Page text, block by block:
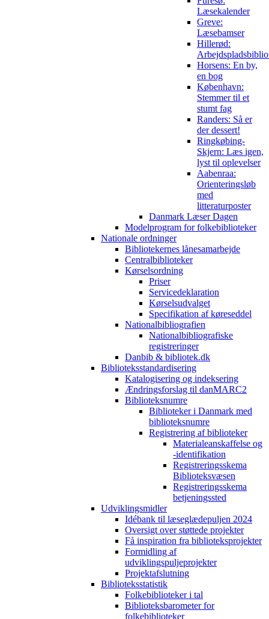
Læsekalender
Greve:
Læsebamser
Hillerød:
Horsens: En by,
en bog
København:
Stemmer til et
stumt fag
Randers: Så er
der dessert!
Ringkøbing-
Skjern: Læs igen,
lyst til oplevelser
Aabenraa:
Orienteringsløb
med
litteraturposter
Danmark Læser Dagen
Modelprogram for folkebiblioteker
Nationale ordninger
Bibliotekernes lånesamarbejde
Centralbiblioteker
Kørselsordning
Priser
Servicedeklaration
Kørselsudvalget
Specifikation af køreseddel
Nationalbibliografien
Nationalbibliografiske
registreringer
Danbib & bibliotek.dk
Biblioteksstandardisering
Katalogisering og indeksering
Ændringsforslag til danMARC2
Biblioteksnumre
Biblioteker i Danmark med
biblioteksnumre
Registrering af biblioteker
Materialeanskaffelse og
-identifikation
Registreringsskema
Biblioteksvæsen
Registreringsskema
betjeningssted
Udviklingsmidler
Idébank til læseglædepuljen 2024
Oversigt over støttede projekter
Få inspiration fra biblioteksprojekter
Formidling af
udviklingspuljeprojekter
Projektafslutning
Biblioteksstatistik
Folkebiblioteker i tal
Biblioteksbarometer for
folkebiblioteker